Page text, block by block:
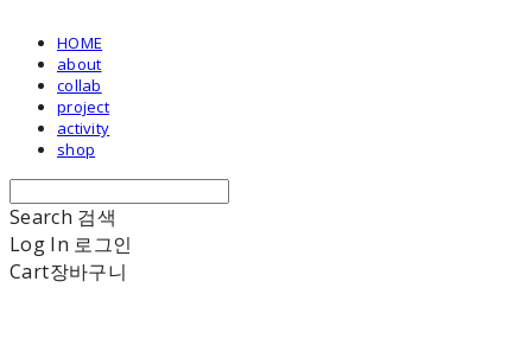
HOME
about
collab
project
activity
shop
Search 검색
Log In 로그인
Cart장바구니